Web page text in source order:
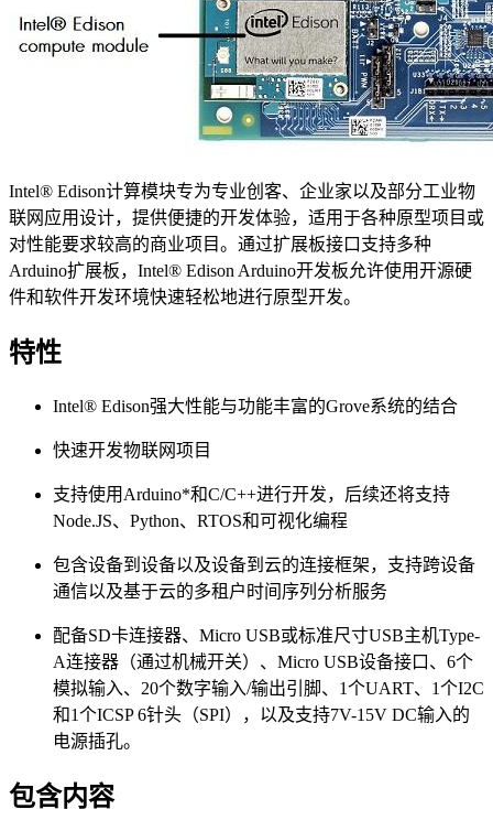
Intel® Edison计算模块专为专业创客、企业家以及部分工业物
联网应用设计，提供便捷的开发体验，适用于各种原型项目或
对性能要求较高的商业项目。通过扩展板接口支持多种
Arduino扩展板，Intel® Edison Arduino开发板允许使用开源硬
件和软件开发环境快速轻松地进行原型开发。
特性
Intel® Edison强大性能与功能丰富的Grove系统的结合
快速开发物联网项目
支持使用Arduino*和C/C++进行开发，后续还将支持
Node.JS、Python、RTOS和可视化编程
包含设备到设备以及设备到云的连接框架，支持跨设备
通信以及基于云的多租户时间序列分析服务
配备SD卡连接器、Micro USB或标准尺寸USB主机Type-
A连接器（通过机械开关）、Micro USB设备接口、6个
模拟输入、20个数字输入/输出引脚、1个UART、1个I2C
和1个ICSP 6针头（SPI），以及支持7V-15V DC输入的
电源插孔。
包含内容